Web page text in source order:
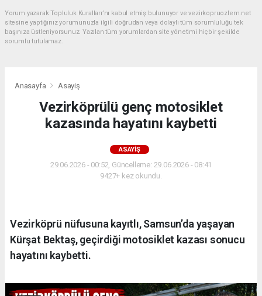
Yorum yazarak Topluluk Kuralları’nı kabul etmiş bulunuyor ve vezirkopruozlem.net
sitesine yaptığınız yorumunuzla ilgili doğrudan veya dolaylı tüm sorumluluğu tek
başınıza üstleniyorsunuz. Yazılan tüm yorumlardan site yönetimi hiçbir şekilde
sorumlu tutulamaz.
Anasayfa Asayiş
Vezirköprülü genç motosiklet
kazasında hayatını kaybetti
ASAYIŞ
29.06.2026 - 00:52, Güncelleme: 29.06.2026 - 08:41
9427+ kez okundu.
Vezirköprü nüfusuna kayıtlı, Samsun’da yaşayan
Kürşat Bektaş, geçirdiği motosiklet kazası sonucu
hayatını kaybetti.